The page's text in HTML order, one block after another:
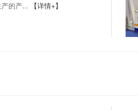
的产...
【详情+】